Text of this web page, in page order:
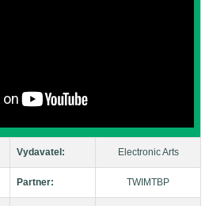
Vydavatel: Electronic Arts
Partner: TWIMTBP